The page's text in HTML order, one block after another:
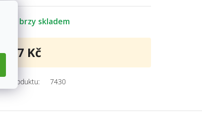
Kód produktu: 7430
Již brzy skladem
607 Kč